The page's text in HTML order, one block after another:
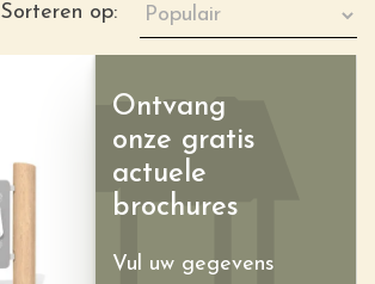
Sorteren op:
Ontvang
onze gratis
actuele
brochures
Vul uw gegevens